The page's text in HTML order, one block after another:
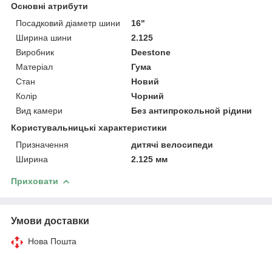
Основні атрибути
Посадковий діаметр шини
16"
Ширина шини
2.125
Виробник
Deestone
Матеріал
Гума
Стан
Новий
Колір
Чорний
Вид камери
Без антипрокольной рідини
Користувальницькі характеристики
Призначення
дитячі велосипеди
Ширина
2.125 мм
Приховати
Умови доставки
Нова Пошта